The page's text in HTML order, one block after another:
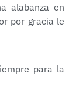
alabanza en
por gracia le
para la